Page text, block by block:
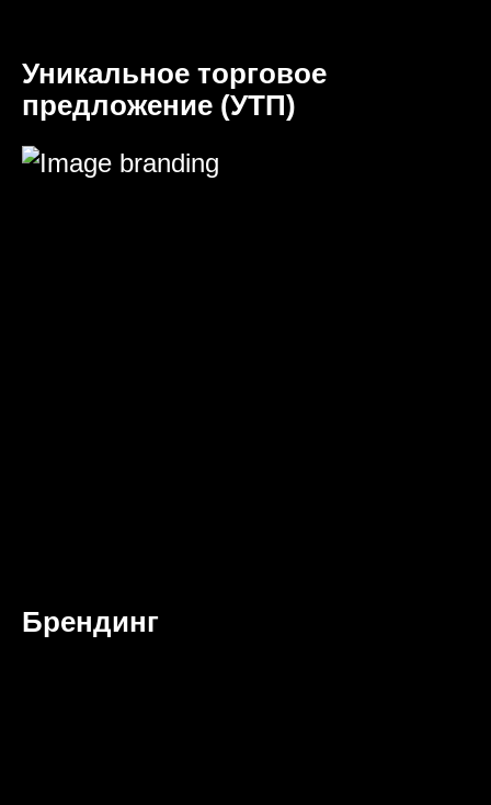
Уникальное торговое
предложение (УТП)
Брендинг